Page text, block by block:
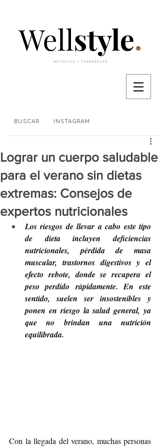
BUSCAR INSTAGRAM
Lograr un cuerpo saludable
para el verano sin dietas
extremas: Consejos de
expertos nutricionales
Los riesgos de llevar a cabo este tipo
de dieta incluyen deficiencias
nutricionales, pérdida de masa
muscular, trastornos digestivos y el
efecto rebote, donde se recupera el
peso perdido rápidamente. En este
sentido, suelen ser insostenibles y
ponen en riesgo la salud general, ya
que no brindan una nutrición
equilibrada.
Con la llegada del verano, muchas personas